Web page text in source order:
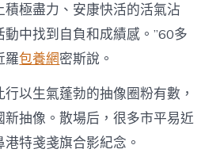
極盡力、安康快活的活氣沾
中找到自負和成績感。”60多
羅包養網密斯說。
以生氣蓬勃的抽像圈粉有數，
抽像。散場后，很多市平易近
特戔戔旗合影紀念。